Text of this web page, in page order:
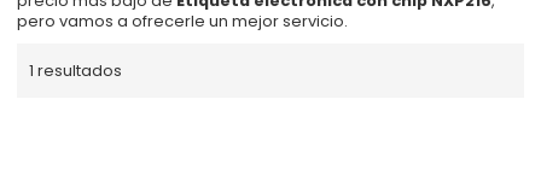
pero vamos a ofrecerle un mejor servicio.
1 resultados